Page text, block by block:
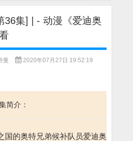
36集] | - 动漫《爱迪奥
曼
2020年07月27日 19:52:19
简介：
国的奥特兄弟候补队员爱迪奥